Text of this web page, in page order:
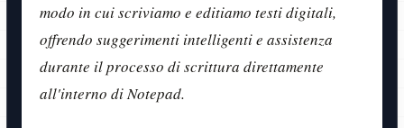
modo in cui scriviamo e editiamo testi digitali,
offrendo suggerimenti intelligenti e assistenza
durante il processo di scrittura direttamente
all'interno di Notepad.